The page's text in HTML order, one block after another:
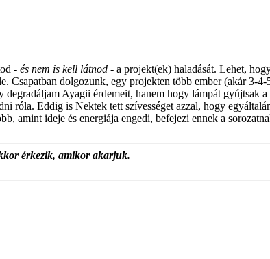
- és nem is kell látnod - a projekt(ek) haladását. Lehet,
Csapatban dolgozunk, egy projekten több ember (akár 3-
Ayagii érdemeit, hanem hogy lámpát gyújtsak
Eddig is Nektek tett szívességet azzal, hogy
amint ideje és energiája engedi, befejezi ennek a
érkezik, amikor akarjuk.